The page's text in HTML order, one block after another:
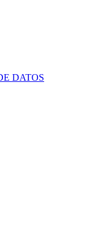
DATOS